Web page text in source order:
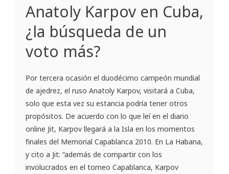
Anatoly Karpov en Cuba,
¿la búsqueda de un
voto más?
Por tercera ocasión el duodécimo campeón mundial
de ajedrez, el ruso Anatoly Karpov, visitará a Cuba,
solo que esta vez su estancia podría tener otros
propósitos. De acuerdo con lo que leí en el diario
online Jit, Karpov llegará a la Isla en los momentos
finales del Memorial Capablanca 2010. En La Habana,
y cito a Jit: “además de compartir con los
involucrados en el torneo Capablanca, Karpov